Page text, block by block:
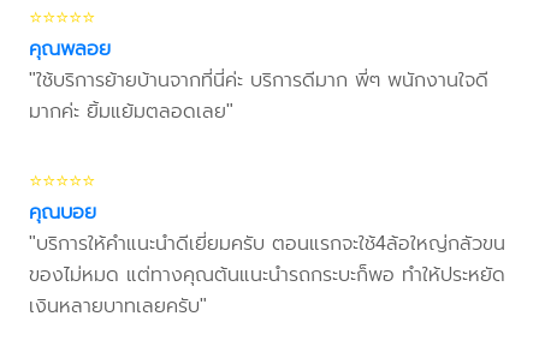
⭐⭐⭐⭐⭐
คุณพลอย
"ใช้บริการย้ายบ้านจากที่นี่ค่ะ บริการดีมาก พี่ๆ พนักงานใจดี
มากค่ะ ยิ้มแย้มตลอดเลย"
⭐⭐⭐⭐⭐
คุณบอย
"บริการให้คำแนะนำดีเยี่ยมครับ ตอนแรกจะใช้4ล้อใหญ่กลัวขน
ของไม่หมด แต่ทางคุณต้นแนะนำรถกระบะก็พอ ทำให้ประหยัด
เงินหลายบาทเลยครับ"